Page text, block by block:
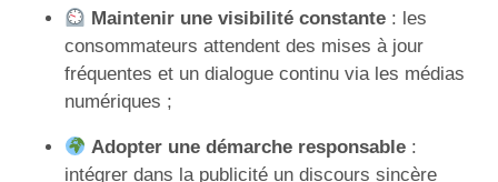
Maintenir une visibilité constante : les
consommateurs attendent des mises à jour
fréquentes et un dialogue continu via les médias
numériques ;
Adopter une démarche responsable :
intégrer dans la publicité un discours sincère